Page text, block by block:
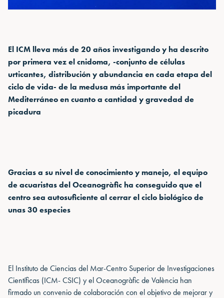
El ICM lleva más de 20 años investigando y ha descrito
por primera vez el cnidoma, -conjunto de células
urticantes, distribución y abundancia en cada etapa del
ciclo de vida- de la medusa más importante del
Mediterráneo en cuanto a cantidad y gravedad de
picadura
Gracias a su nivel de conocimiento y manejo, el equipo
de acuaristas del Oceanogràfic ha conseguido que el
centro sea autosuficiente al cerrar el ciclo biológico de
unas 30 especies
El Instituto de Ciencias del Mar-Centro Superior de Investigaciones
Científicas (ICM- CSIC) y el Oceanogràfic de València han
firmado un convenio de colaboración con el objetivo de mejorar y